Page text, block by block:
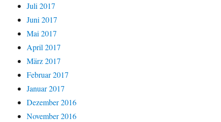
Juli 2017
Juni 2017
Mai 2017
April 2017
März 2017
Februar 2017
Januar 2017
Dezember 2016
November 2016